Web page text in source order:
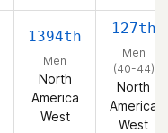
1394th
Men
North
America
West
127th
Men
(40-44)
North
America
West